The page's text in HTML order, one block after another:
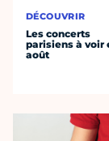
DÉCOUVRIR
Les concerts
parisiens à voir
août